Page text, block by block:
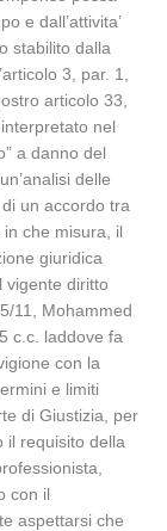
e dall’attivita’
stabilito dalla
3, par. 1,
articolo 33,
nel
a danno del
delle
un accordo tra
che misura, il
giuridica
vigente diritto
11, Mohammed
c.c. laddove fa
con la
e limiti
di Giustizia, per
il requisito della
con il
aspettarsi che